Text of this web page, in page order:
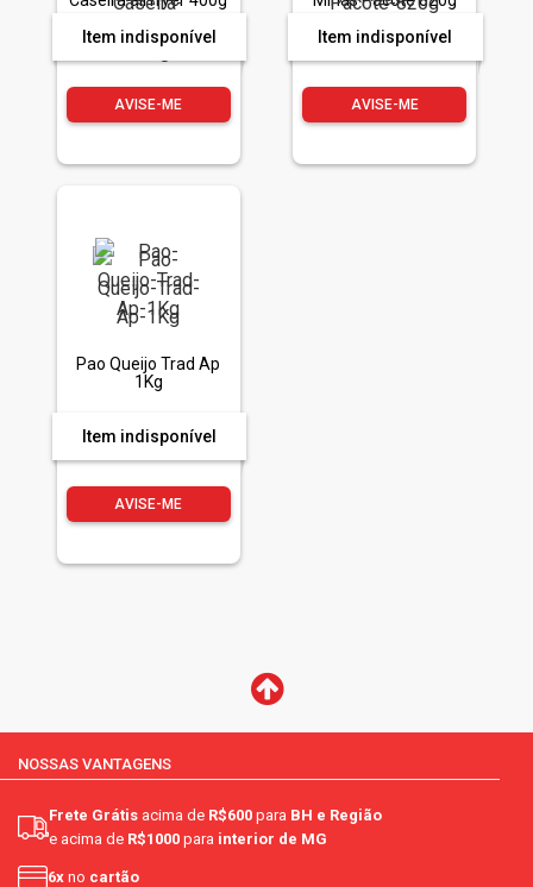
Item indisponível
AVISE-ME
Item indisponível
AVISE-ME
Pao Queijo Trad Ap
1Kg
Item indisponível
AVISE-ME
NOSSAS VANTAGENS
Frete Grátis acima de R$600 para BH e Região
e acima de R$1000 para interior de MG
6x no cartão